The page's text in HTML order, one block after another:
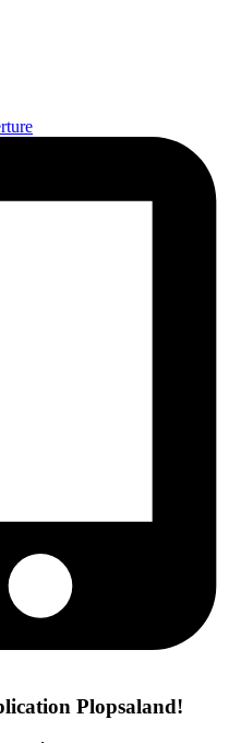
Plopsaland!